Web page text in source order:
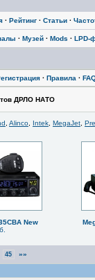
· Рейтинг · Статьи ·
· Музей · Mods · LPD-
· Правила ·
ДРЛО НАТО
Alinco Intek MegaJet
New
45 »»